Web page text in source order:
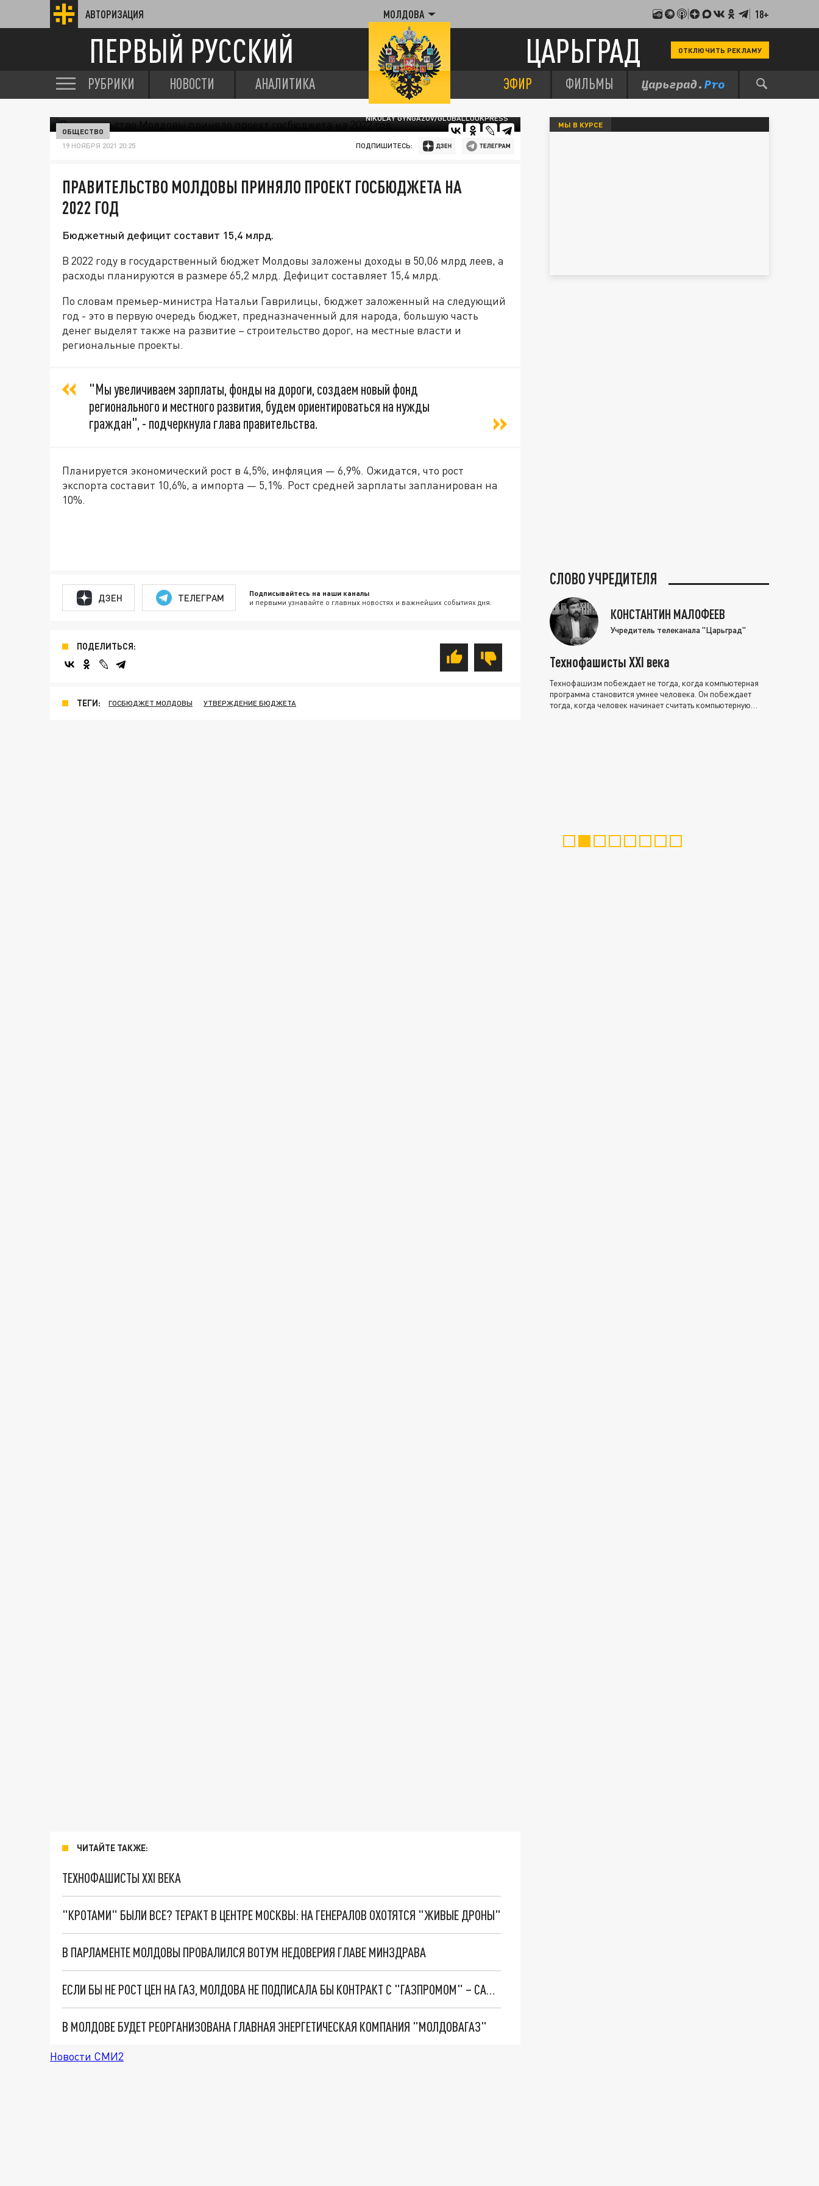
АВТОРИЗАЦИЯ МОЛДОВА 18+
ПЕРВЫЙ РУССКИЙ ЦАРЬГРАД ОТКЛЮЧИТЬ РЕКЛАМУ
РУБРИКИ НОВОСТИ АНАЛИТИКА ЭФИР ФИЛЬМЫ
NIKOLAY GYNGAZOV/GLOBALLOOKPRESS
ОБЩЕСТВО
19 НОЯБРЯ 2021 20:25 ПОДПИШИТЕСЬ:
ПРАВИТЕЛЬСТВО МОЛДОВЫ ПРИНЯЛО ПРОЕКТ ГОСБЮДЖЕТА НА
2022 ГОД
Бюджетный дефицит составит 15,4 млрд.
В 2022 году в государственный бюджет Молдовы заложены доходы в 50,06 млрд леев, а
расходы планируются в размере 65,2 млрд. Дефицит составляет 15,4 млрд.
По словам премьер-министра Натальи Гаврилицы, бюджет заложенный на следующий
год - это в первую очередь бюджет, предназначенный для народа, большую часть
денег выделят также на развитие – строительство дорог, на местные власти и
региональные проекты.
"Мы увеличиваем зарплаты, фонды на дороги, создаем новый фонд
регионального и местного развития, будем ориентироваться на нужды
граждан", - подчеркнула глава правительства.
Планируется экономический рост в 4,5%, инфляция — 6,9%. Ожидатся, что рост
экспорта составит 10,6%, а импорта — 5,1%. Рост средней зарплаты запланирован на
10%.
ДЗЕН ТЕЛЕГРАМ Подписывайтесь на наши каналы
и первыми узнавайте о главных новостях и важнейших событиях дня.
ПОДЕЛИТЬСЯ:
ТЕГИ: ГОСБЮДЖЕТ МОЛДОВЫ УТВЕРЖДЕНИЕ БЮДЖЕТА
ЧИТАЙТЕ ТАКЖЕ:
ТЕХНОФАШИСТЫ XXI ВЕКА
"КРОТАМИ" БЫЛИ ВСЕ? ТЕРАКТ В ЦЕНТРЕ МОСКВЫ: НА ГЕНЕРАЛОВ ОХОТЯТСЯ "ЖИВЫЕ ДРОНЫ"
В ПАРЛАМЕНТЕ МОЛДОВЫ ПРОВАЛИЛСЯ ВОТУМ НЕДОВЕРИЯ ГЛАВЕ МИНЗДРАВА
ЕСЛИ БЫ НЕ РОСТ ЦЕН НА ГАЗ, МОЛДОВА НЕ ПОДПИСАЛА БЫ КОНТРАКТ С "ГАЗПРОМОМ" – САНДУ
В МОЛДОВЕ БУДЕТ РЕОРГАНИЗОВАНА ГЛАВНАЯ ЭНЕРГЕТИЧЕСКАЯ КОМПАНИЯ "МОЛДОВАГАЗ"
Новости СМИ2
МЫ В КУРСЕ
СЛОВО УЧРЕДИТЕЛЯ
КОНСТАНТИН МАЛОФЕЕВ
Учредитель телеканала "Царьград"
Технофашисты XXI века
Технофашизм побеждает не тогда, когда компьютерная
программа становится умнее человека. Он побеждает
тогда, когда человек начинает считать компьютерную